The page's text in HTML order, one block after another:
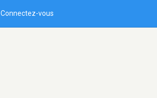
Connectez-vous